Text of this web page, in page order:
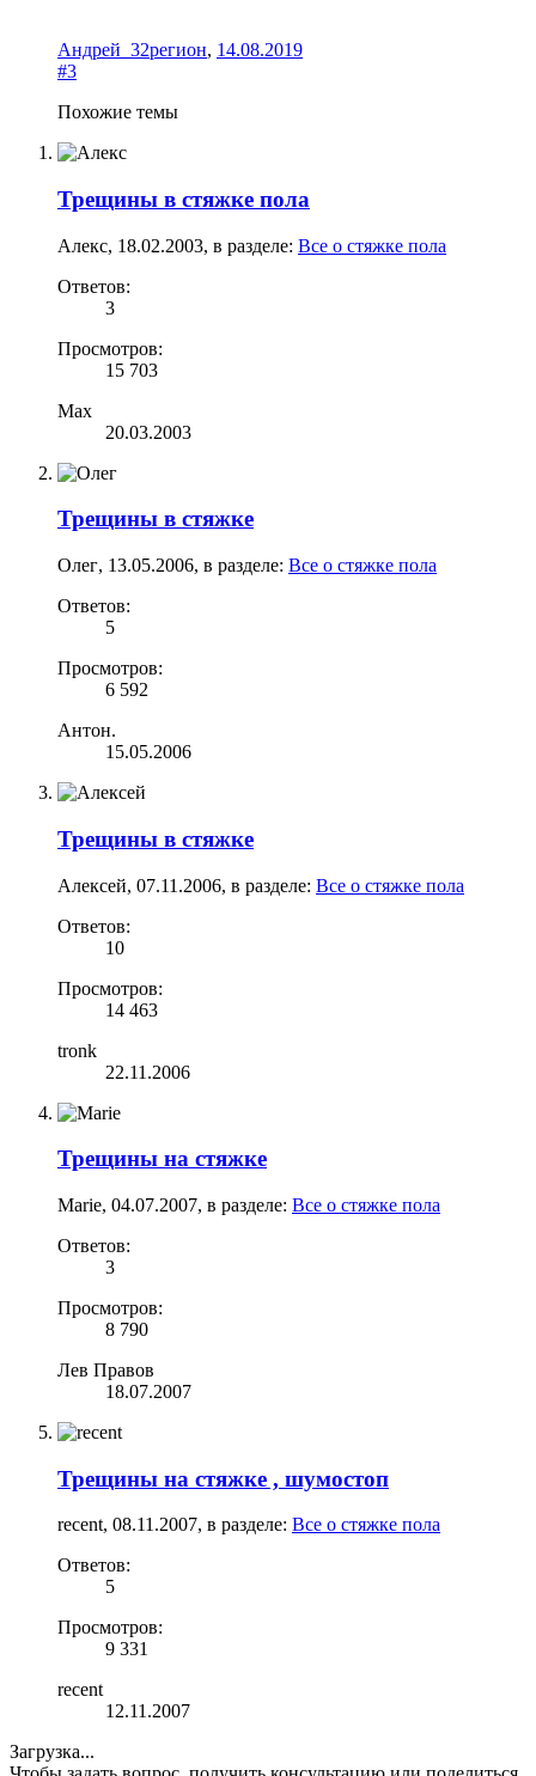
Андрей_32регион, 14.08.2019
#3
Похожие темы
Трещины в стяжке пола
Алекс, 18.02.2003, в разделе: Все о стяжке пола
Ответов:
3
Просмотров:
15 703
Max
20.03.2003
Трещины в стяжке
Олег, 13.05.2006, в разделе: Все о стяжке пола
Ответов:
5
Просмотров:
6 592
Антон.
15.05.2006
Трещины в стяжке
Алексей, 07.11.2006, в разделе: Все о стяжке пола
Ответов:
10
Просмотров:
14 463
tronk
22.11.2006
Трещины на стяжке
Marie, 04.07.2007, в разделе: Все о стяжке пола
Ответов:
3
Просмотров:
8 790
Лев Правов
18.07.2007
Трещины на стяжке , шумостоп
recent, 08.11.2007, в разделе: Все о стяжке пола
Ответов:
5
Просмотров:
9 331
recent
12.11.2007
Загрузка...